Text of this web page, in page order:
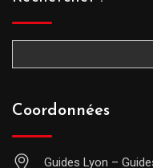
Coordonnées
Guides Lyon –